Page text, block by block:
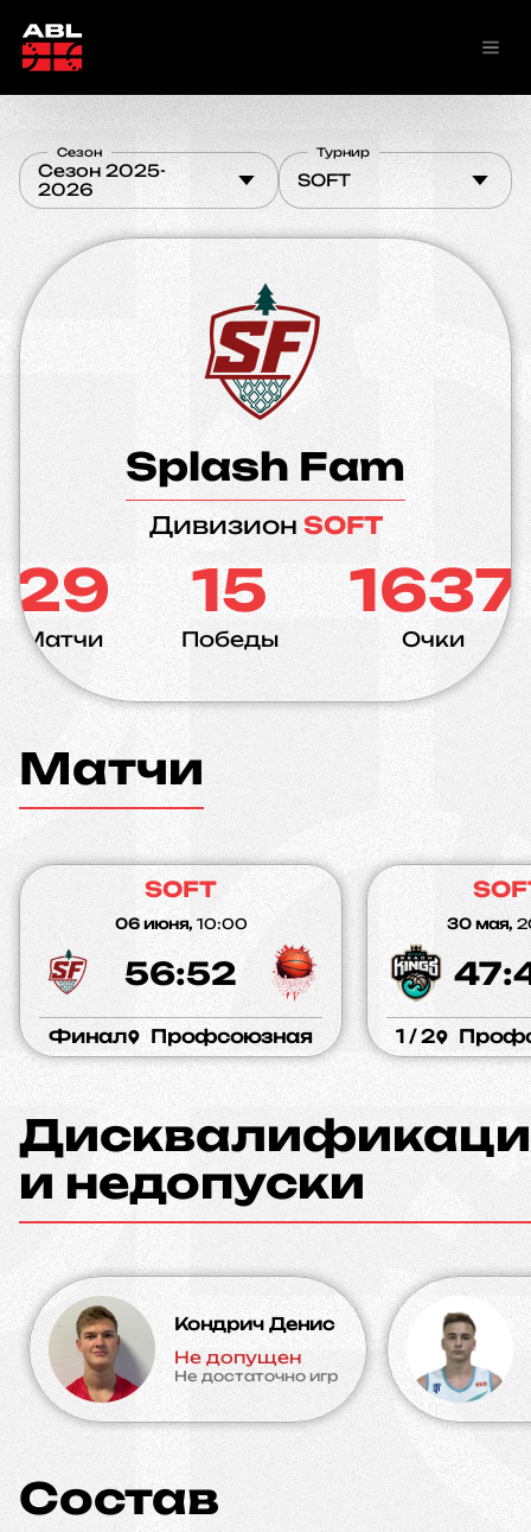
Сезон 2025-
2026
Сезон
SOFT
Турнир
Splash Fam
Дивизион SOFT
29
Матчи
15
Победы
1637
Очки
Матчи
SOFT
06 июня, 10:00
56:52
Финал Профсоюзная
30 мая,
1 / 2
и недопуски
Кондрич Денис
Не допущен
Не достаточно игр
Состав